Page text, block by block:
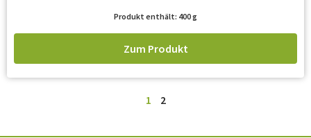
Produkt enthält: 400g
Zum Produkt
1 2